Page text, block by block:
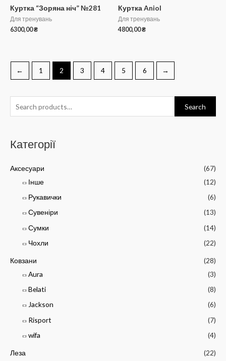
Search
Категорії
Аксесуари
(67)
Інше
(12)
Рукавички
(6)
Сувеніри
(13)
Сумки
(14)
Чохли
(22)
Ковзани
(28)
Aura
(3)
Belati
(8)
Jackson
(6)
Risport
(7)
wifa
(4)
Леза
(22)
Куртка “Зоряна ніч” №281
Для тренувань
6300,00₴
Куртка Aniol
Для тренувань
4800,00₴
← 1 2 3 4 5 6 →